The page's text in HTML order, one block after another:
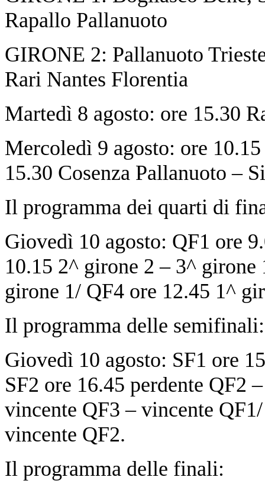
Rapallo Pallanuoto
GIRONE 2: Pallanuoto
Rari Nantes Florentia
Martedì 8 agosto: ore 15.30
Mercoledì 9 agosto: ore
15.30 Cosenza Pallanuoto –
Il programma dei quarti di
Giovedì 10 agosto: QF1 ore
10.15 2^ girone 2 – 3^
girone 1/ QF4 ore 12.45 1^
Il programma delle semifinali:
Giovedì 10 agosto: SF1 ore
SF2 ore 16.45 perdente QF2
vincente QF3 – vincente
vincente QF2.
Il programma delle finali: